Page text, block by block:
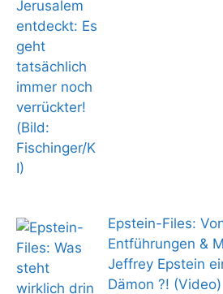
Epstein-Files:
Entführungen &
Jeffrey Epstein
Dämon ?! (Video)